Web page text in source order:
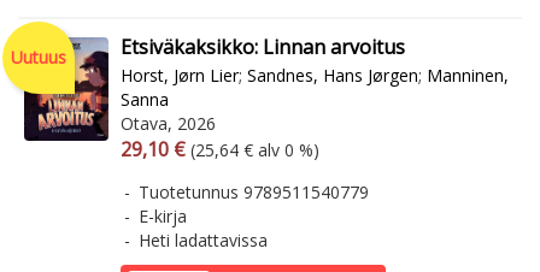
Uutuus Etsiväkaksikko: Linnan arvoitus
Horst, Jørn Lier; Sandnes, Hans Jørgen; Manninen,
Sanna
Otava, 2026
Arvonlisäverollinen hinta
29,10 € Arvonlisäveroton hinta
(25,64 € alv 0 %)
Tuotetunnus 9789511540779
E-kirja
Heti ladattavissa